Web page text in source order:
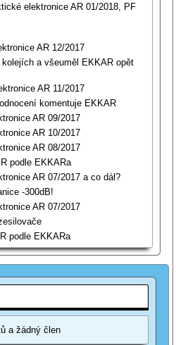
elektronice AR 01/2018, PF
AR 12/2017
a všeuměl EKKAR opět
AR 11/2017
komentuje EKKAR
AR 09/2017
AR 10/2017
AR 08/2017
podle EKKARa
AR 07/2017 a co dál?
-300dB!
AR 07/2017
podle EKKARa
a žádný člen